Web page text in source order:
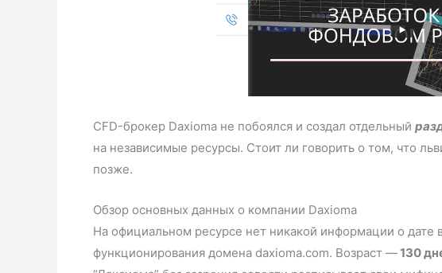
CFD-брокер Daxioma не побоялся и создал отдельный
на независимые ресурсы. Стоит ли говорить о том, что
позже.
Обзор основных данных о компании Daxioma
На официальном ресурсе нет никакой информации о
функционирования домена daxioma.com. Возраст —130